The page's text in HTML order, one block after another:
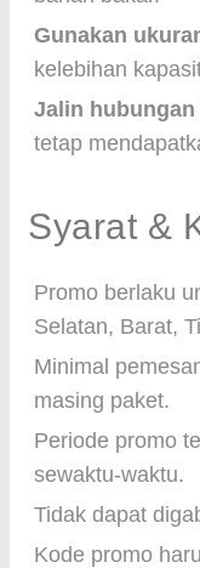
Gunakan
kelebihan
Jalin
tetap
Syarat &
Promo berlaku
Selatan, Barat,
Minimal
masing paket.
Periode promo
sewaktu-waktu.
Tidak dapat
Kode promo